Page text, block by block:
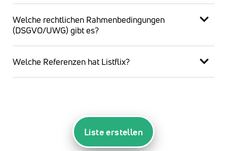
Welche rechtlichen Rahmenbedingungen
(DSGVO/UWG) gibt es?
Welche Referenzen hat Listflix?
Liste erstellen